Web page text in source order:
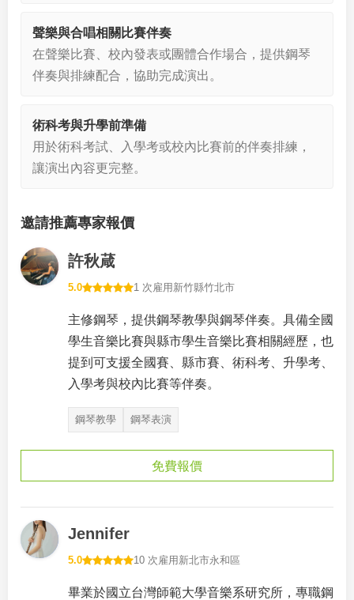
聲樂與合唱相關比賽伴奏
在聲樂比賽、校內發表或團體合作場合，提供鋼琴
伴奏與排練配合，協助完成演出。
術科考與升學前準備
用於術科考試、入學考或校內比賽前的伴奏排練，
讓演出內容更完整。
邀請推薦專家報價
許秋葴
5.0 1 次雇用 新竹縣竹北市
主修鋼琴，提供鋼琴教學與鋼琴伴奏。具備全國
學生音樂比賽與縣市學生音樂比賽相關經歷，也
提到可支援全國賽、縣市賽、術科考、升學考、
入學考與校內比賽等伴奏。
鋼琴教學 鋼琴表演
免費報價
Jennifer
5.0 10 次雇用 新北市永和區
畢業於國立台灣師範大學音樂系研究所，專職鋼